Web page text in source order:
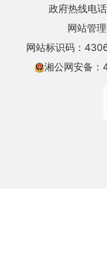
政府热线电
网站管
网站标识码：
湘公网安备